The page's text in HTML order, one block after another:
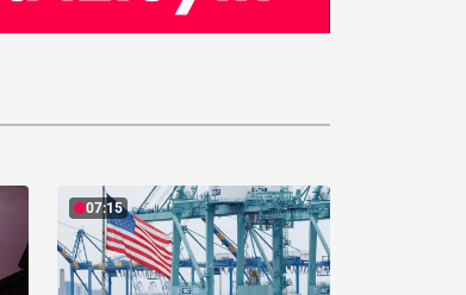
07:15